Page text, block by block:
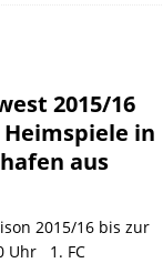
2015/16
in
aus
2015/16 bis zur
Uhr 1. FC